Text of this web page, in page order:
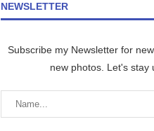
NEWSLETTER
Subscribe my Newsletter for
new photos. Let's stay